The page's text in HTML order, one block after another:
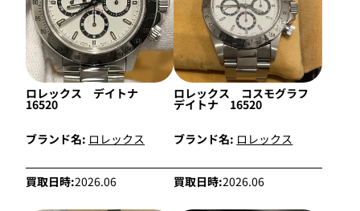
ロレックス デイトナ
16520
ブランド名: ロレックス
買取日時:2026.06
ロレックス コスモグラフ
デイトナ 16520
ブランド名: ロレックス
買取日時:2026.06